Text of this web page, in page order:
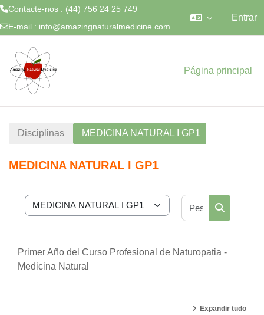
Contacte-nos : (44) 756 24 25 749
E-mail : info@amazingnaturalmedicine.com
Entrar
Página principal
Disciplinas MEDICINA NATURAL I GP1
MEDICINA NATURAL I GP1
Categorias de disciplinas
Pesquisar
Primer Año del Curso Profesional de Naturopatia -
Medicina Natural
Expandir tudo